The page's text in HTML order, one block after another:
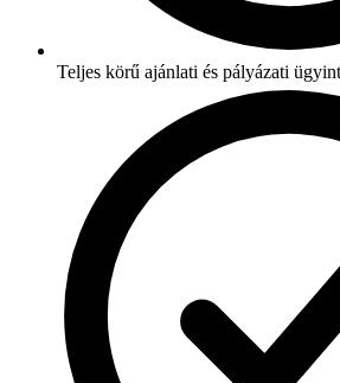
Teljes körű ajánlati és pályázati